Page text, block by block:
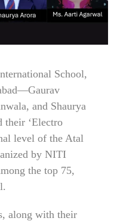
School,
and Shaurya
their ‘Electro
level of the Atal
by NITI
the top 75,
along with their